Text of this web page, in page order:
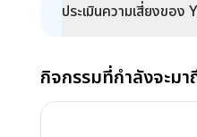
ประเมินความเสี่ยงขอ
กิจกรรมที่กำลังจะมา